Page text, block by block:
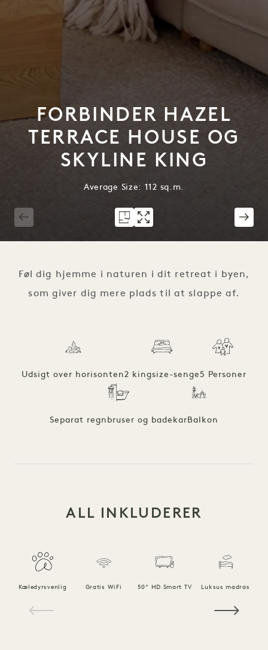
FORBINDER HAZEL
TERRACE HOUSE OG
SKYLINE KING
Average Size: 112 sq.m.
Føl dig hjemme i naturen i dit retreat i byen,
som giver dig mere plads til at slappe af.
Udsigt over horisonten2 kingsize-senge 5 Personer
Separat regnbruser og badekarBalkon
ALL INKLUDERER
Kæledyrsvenlig Gratis WiFi 50" HD Smart TV Luksus madras